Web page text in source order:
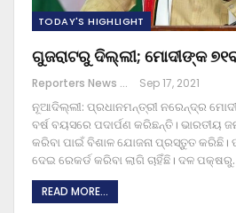
TODAY'S HIGHLIGHT
ଗୁଜରାଟରୁ ଦିଲ୍ଲୀ; ମୋଦୀଙ୍କ
Reporters News Agency Sep 17, 2021
ନୂଆଦିଲ୍ଲୀ: ପ୍ରଧାନମନ୍ତ୍ରୀ ନରେନ୍ଦ୍ର
ବର୍ଷ ବୟସରେ ପଦାର୍ପଣ କରିଛନ୍ତି। ଭାରତୀୟ
କରିବା ପାଇଁ ବିଶାଳ ଯୋଜନା ପ୍ରସ୍ତୁତ କରିଛି।
ଦେଇ ରେକର୍ଡ କରିବା ଲାଗି ଚାହିଁଛି। ଦଳ ପକ୍ଷରୁ
READ MORE...